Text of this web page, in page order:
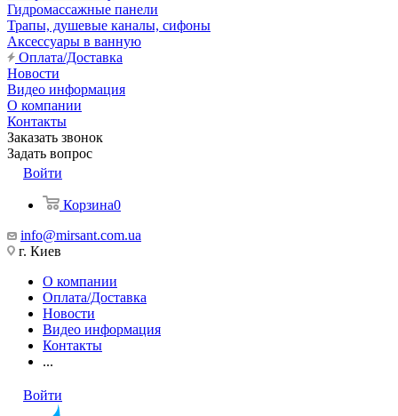
Гидромассажные панели
Трапы, душевые каналы, сифоны
Аксессуары в ванную
Оплата/Доставка
Новости
Видео информация
О компании
Контакты
Заказать звонок
Задать вопрос
Войти
Корзина0
info@mirsant.com.ua
г. Киев
О компании
Оплата/Доставка
Новости
Видео информация
Контакты
...
Войти